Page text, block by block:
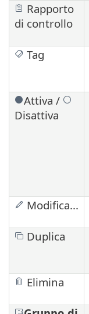
Rapporto
di controllo
Tag
Attiva /
Disattiva
Modifica...
Duplica
Elimina